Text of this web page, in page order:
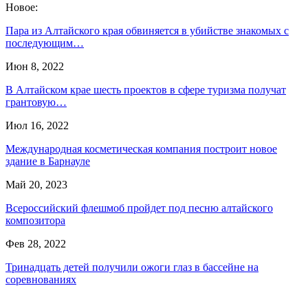
Новое:
Пара из Алтайского края обвиняется в убийстве знакомых с
последующим…
Июн 8, 2022
В Алтайском крае шесть проектов в сфере туризма получат
грантовую…
Июл 16, 2022
Международная косметическая компания построит новое
здание в Барнауле
Май 20, 2023
Всероссийский флешмоб пройдет под песню алтайского
композитора
Фев 28, 2022
Тринадцать детей получили ожоги глаз в бассейне на
соревнованиях